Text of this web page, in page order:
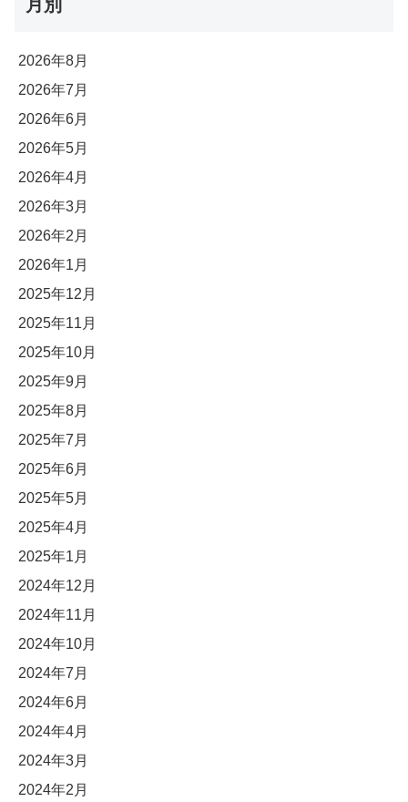
月別
2026年8月
2026年7月
2026年6月
2026年5月
2026年4月
2026年3月
2026年2月
2026年1月
2025年12月
2025年11月
2025年10月
2025年9月
2025年8月
2025年7月
2025年6月
2025年5月
2025年4月
2025年1月
2024年12月
2024年11月
2024年10月
2024年7月
2024年6月
2024年4月
2024年3月
2024年2月